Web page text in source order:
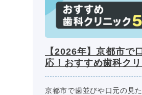
【2026年】京都市で
応！おすすめ歯科ク
京都市で歯並びや口元の見